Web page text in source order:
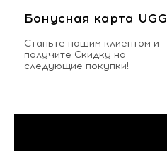
Бонусная карта UGG
Станьте нашим клиентом и
получите Скидку на
следующие покупки!